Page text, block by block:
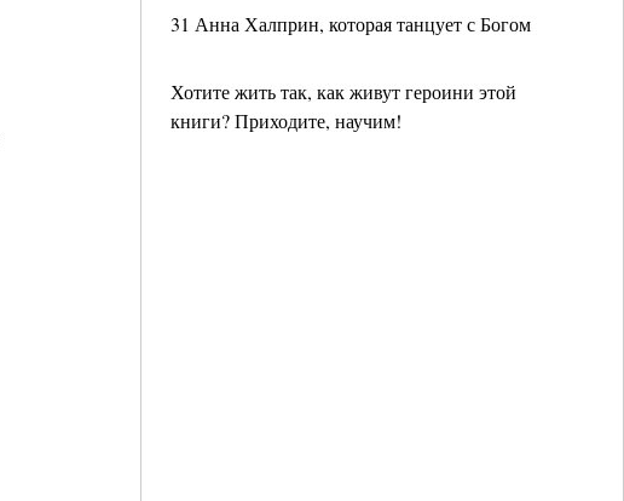
31 Анна Халприн, которая танцует с Богом
Хотите жить так, как живут героини этой
книги? Приходите, научим!